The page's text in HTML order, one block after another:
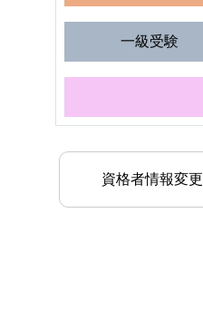
一級受験
資格者情報変更